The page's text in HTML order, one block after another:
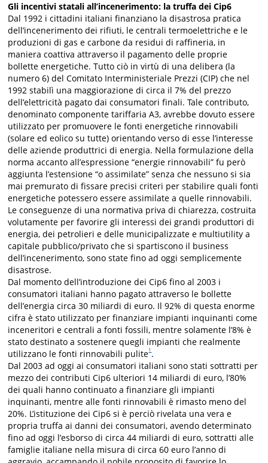
Gli incentivi statali all’incenerimento: la truffa dei Cip6
Dal 1992 i cittadini italiani finanziano la disastrosa pratica
dell’incenerimento dei rifiuti, le centrali termoelettriche e le
produzioni di gas e carbone da residui di raffineria, in
maniera coattiva attraverso il pagamento delle proprie
bollette energetiche. Tutto ciò in virtù di una delibera (la
numero 6) del Comitato Interministeriale Prezzi (CIP) che nel
1992 stabilì una maggiorazione di circa il 7% del prezzo
dell’elettricità pagato dai consumatori finali. Tale contributo,
denominato componente tariffaria A3, avrebbe dovuto essere
utilizzato per promuovere le fonti energetiche rinnovabili
(solare ed eolico su tutte) orientando verso di esse l’interesse
delle aziende produttrici di energia. Nella formulazione della
norma accanto all’espressione “energie rinnovabili” fu però
aggiunta l’estensione “o assimilate” senza che nessuno si sia
mai premurato di fissare precisi criteri per stabilire quali fonti
energetiche potessero essere assimilate a quelle rinnovabili.
Le conseguenze di una normativa priva di chiarezza, costruita
volutamente per favorire gli interessi dei grandi produttori di
energia, dei petrolieri e delle municipalizzate e multiutility a
capitale pubblico/privato che si spartiscono il business
dell’incenerimento, sono state fino ad oggi semplicemente
disastrose.
Dal momento dell’introduzione dei Cip6 fino al 2003 i
consumatori italiani hanno pagato attraverso le bollette
dell’energia circa 30 miliardi di euro. Il 92% di questa enorme
cifra è stato utilizzato per finanziare impianti inquinanti come
inceneritori e centrali a fonti fossili, mentre solamente l’8% è
stato destinato a sostenere quegli impianti che realmente
utilizzano le fonti rinnovabili pulite1 .
Dal 2003 ad oggi ai consumatori italiani sono stati sottratti per
mezzo dei contributi Cip6 ulteriori 14 miliardi di euro, l’80%
dei quali hanno continuato a finanziare gli impianti
inquinanti, mentre alle fonti rinnovabili è rimasto meno del
20%. L’istituzione dei Cip6 si è perciò rivelata una vera e
propria truffa ai danni dei consumatori, avendo determinato
fino ad oggi l’esborso di circa 44 miliardi di euro, sottratti alle
famiglie italiane nella misura di circa 60 euro l’anno di